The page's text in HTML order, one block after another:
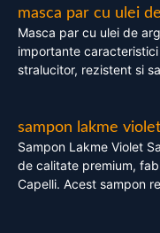
masca par cu ulei
Masca par cu ulei de
importante
stralucitor, rezistent si
sampon lakme violet
Sampon Lakme Violet
de calitate premium,
Capelli. Acest sampon